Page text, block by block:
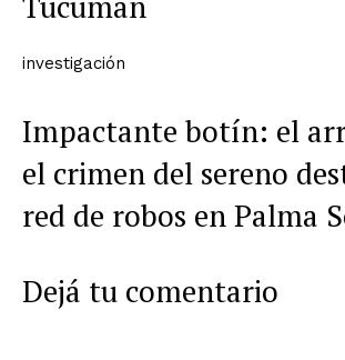
investigación
Impactante botín: el
el crimen del sereno
red de robos en Palma
Dejá tu comentario